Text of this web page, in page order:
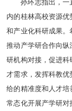
孙环志指出，一
内的桂林高校资源
和产业化科研成果。
推动产学研合作向纵
研机构对接，促进科
才需求，发挥科教优
给的精准度和人才培
常态化开展产学研对